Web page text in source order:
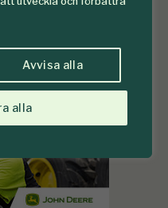
Avvisa alla
alla